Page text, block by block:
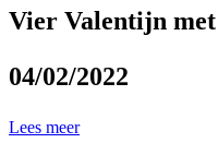
Vier Valentijn
04/02/2022
Lees meer